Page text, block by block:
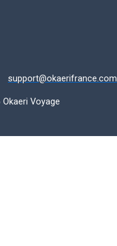
support@okaerifrance.com
Voyage